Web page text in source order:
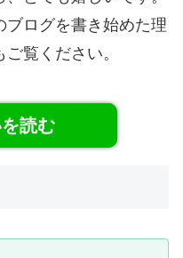
ブログを書き始めた理
覧ください。
読む